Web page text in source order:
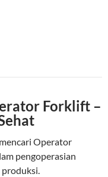
Forklift –
Operator
pengoperasian